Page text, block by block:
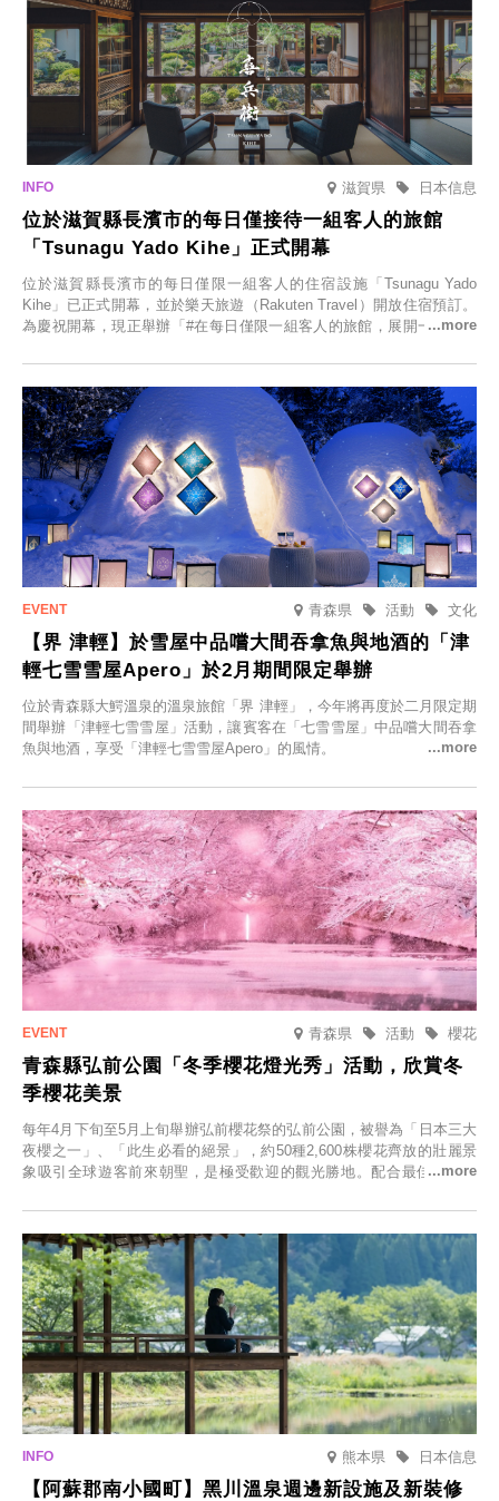
滋賀県 日本信息
位於滋賀縣長濱市的每日僅接待一組客人的旅館
「Tsunagu Yado Kihe」正式開幕
位於滋賀縣長濱市的每日僅限一組客人的住宿設施「Tsunagu Yado
Kihe」已正式開幕，並於樂天旅遊（Rakuten Travel）開放住宿預訂。
為慶祝開幕，現正舉辦「#在每日僅限一組客人的旅館，展開一生一次
人的旅館，您才能在此與重要的人共度獨一無二的特別時光。
青森県 文化
活動
【界 津輕】於雪屋中品嚐大間吞拿魚與地酒的「津
輕七雪雪屋Apero」於2月期間限定舉辦
位於青森縣大鰐溫泉的溫泉旅館「界 津輕」，今年將再度於二月限定期
間舉辦「津輕七雪雪屋」活動，讓賓客在「七雪雪屋」中品嚐大間吞拿
魚與地酒，享受「津輕七雪雪屋Apero」的風情。
青森県 櫻花
活動
青森縣弘前公園「冬季櫻花燈光秀」活動，欣賞冬
季櫻花美景
每年4月下旬至5月上旬舉辦弘前櫻花祭的弘前公園，被譽為「日本三大
夜櫻之一」、「此生必看的絕景」，約50種2,600株櫻花齊放的壯麗景
象吸引全球遊客前來朝聖，是極受歡迎的觀光勝地。配合最佳觀雪時
「冬季櫻花燈光秀」。
熊本県 日本信息
【阿蘇郡南小國町】黑川溫泉週邊新設施及新裝修